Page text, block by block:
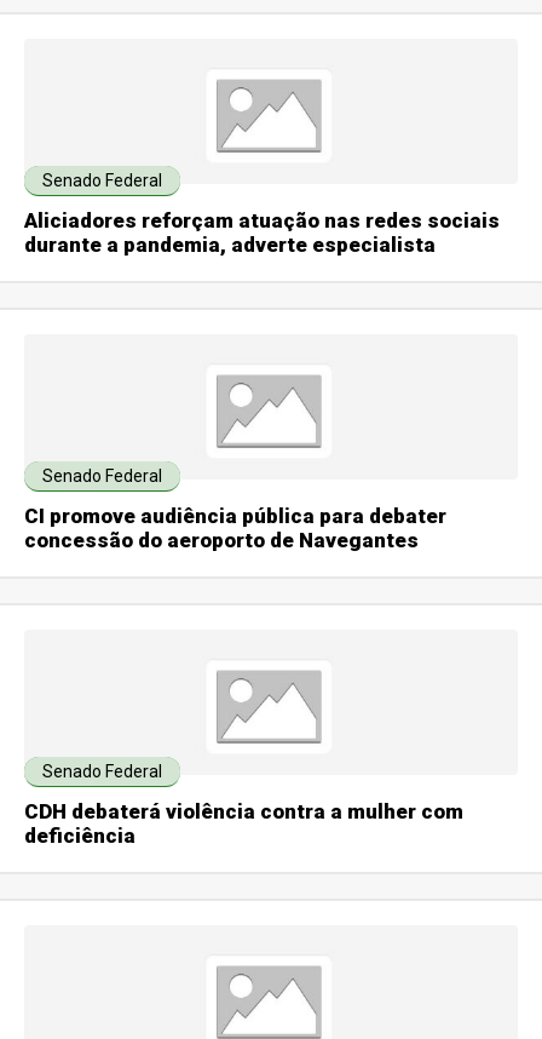
Senado Federal
Aliciadores reforçam atuação nas redes sociais
durante a pandemia, adverte especialista
Senado Federal
CI promove audiência pública para debater
concessão do aeroporto de Navegantes
Senado Federal
CDH debaterá violência contra a mulher com
deficiência